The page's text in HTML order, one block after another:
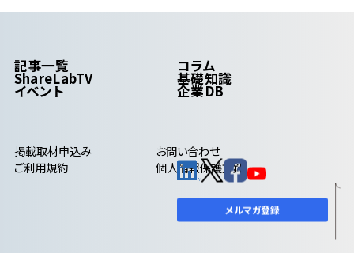
記事一覧 コラム
ShareLabTV 基礎知識
イベント 企業DB
メルマガ登録
掲載取材申込み
お問い合わせ
ご利用規約
個人情報保護方針